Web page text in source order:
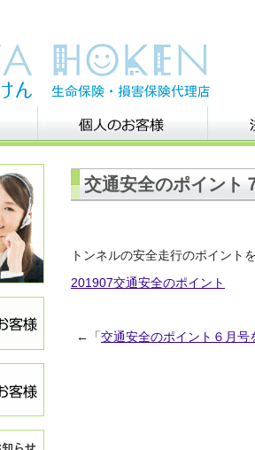
交通安全のポイント
トンネルの安全走行のポイント
201907交通安全のポイント
←「交通安全のポイント６月号